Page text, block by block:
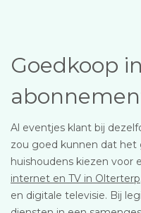
Goedkoop
Al eventjes klant bij
zou goed kunnen dat het
huishoudens kiezen
internet en TV in Olterterp
en digitale televisie. Bij